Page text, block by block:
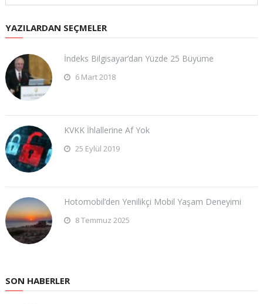
YAZILARDAN SEÇMELER
İndeks Bilgisayar’dan Yüzde 25 Büyüme
6 Mart 2018
KVKK İhlallerine Af Yok
25 Eylül 2019
Hotomobil’den Yenilikçi Mobil Yaşam Deneyimi
8 Temmuz 2025
SON HABERLER